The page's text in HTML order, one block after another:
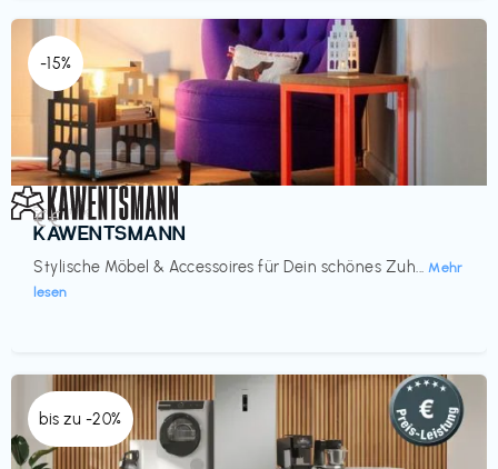
-15%
Einrichtung
KAWENTSMANN
Stylische Möbel & Accessoires für Dein schönes Zuh... Mehr
lesen
€€‎
bis zu -20%